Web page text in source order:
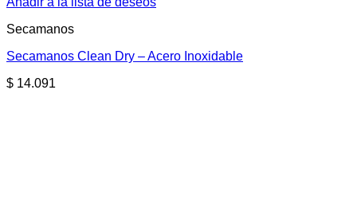
Secamanos
Secamanos Clean Dry – Acero Inoxidable
$ 14.091